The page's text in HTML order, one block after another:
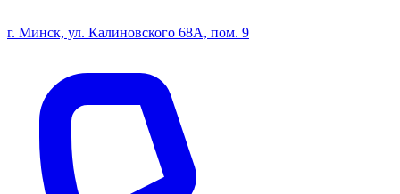
г. Минск, ул. Калиновского 68А, пом. 9